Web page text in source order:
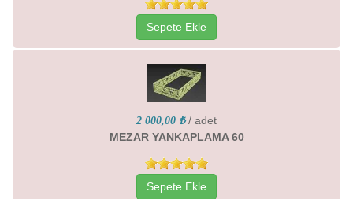
Sepete Ekle
2 000,00 ₺ / adet
MEZAR YANKAPLAMA 60
Sepete Ekle